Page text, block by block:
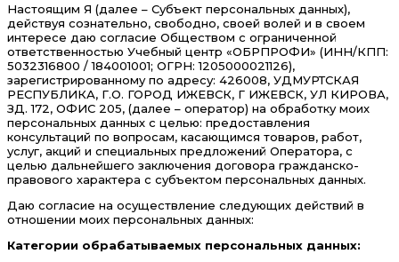
Настоящим Я (далее – Субъект персональных данных),
действуя сознательно, свободно, своей волей и в своем
интересе даю согласие Обществом с ограниченной
ответственностью Учебный центр «ОБРПРОФИ» (ИНН/КПП:
5032316800 / 184001001; ОГРН: 1205000021126),
зарегистрированному по адресу: 426008, УДМУРТСКАЯ
РЕСПУБЛИКА, Г.О. ГОРОД ИЖЕВСК, Г ИЖЕВСК, УЛ КИРОВА,
ЗД. 172, ОФИС 205, (далее – оператор) на обработку моих
персональных данных с целью: предоставления
консультаций по вопросам, касающимся товаров, работ,
услуг, акций и специальных предложений Оператора, с
целью дальнейшего заключения договора гражданско-
правового характера с субъектом персональных данных.
Даю согласие на осуществление следующих действий в
отношении моих персональных данных:
Категории обрабатываемых персональных данных: